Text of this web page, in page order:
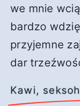
we mnie
bardzo
przyjemne
dar
Kawi,